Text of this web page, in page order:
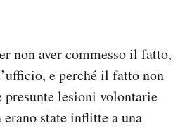
non aver commesso il fatto,
e perché il fatto non
presunte lesioni volontarie
erano state inflitte a una